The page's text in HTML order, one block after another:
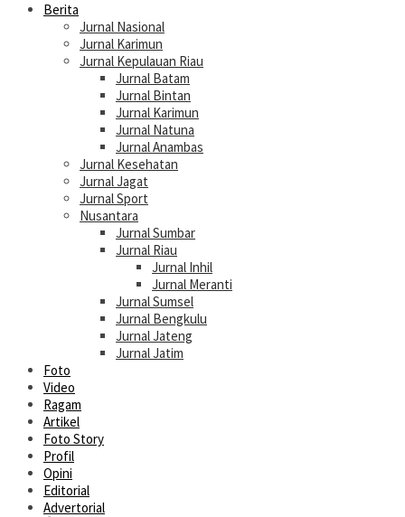
Berita
Jurnal Nasional
Jurnal Karimun
Jurnal Kepulauan Riau
Jurnal Batam
Jurnal Bintan
Jurnal Karimun
Jurnal Natuna
Jurnal Anambas
Jurnal Kesehatan
Jurnal Jagat
Jurnal Sport
Nusantara
Jurnal Sumbar
Jurnal Riau
Jurnal Inhil
Jurnal Meranti
Jurnal Sumsel
Jurnal Bengkulu
Jurnal Jateng
Jurnal Jatim
Foto
Video
Ragam
Artikel
Foto Story
Profil
Opini
Editorial
Advertorial